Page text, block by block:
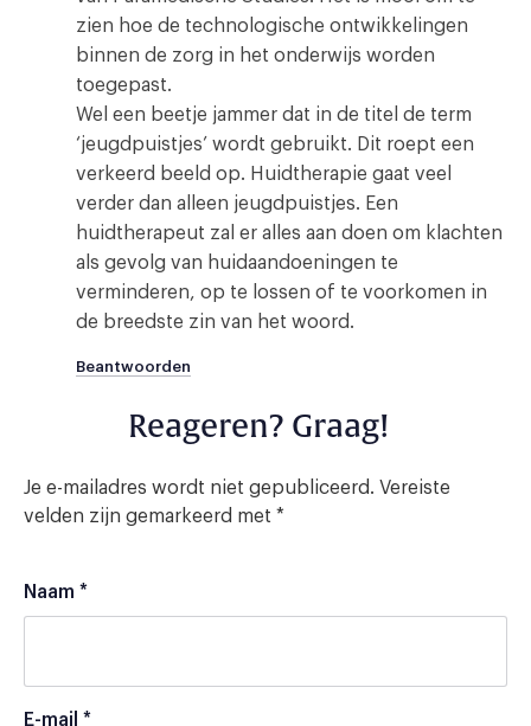
zien hoe de technologische ontwikkelingen
binnen de zorg in het onderwijs worden
toegepast.
Wel een beetje jammer dat in de titel de term
‘jeugdpuistjes’ wordt gebruikt. Dit roept een
verkeerd beeld op. Huidtherapie gaat veel
verder dan alleen jeugdpuistjes. Een
huidtherapeut zal er alles aan doen om klachten
als gevolg van huidaandoeningen te
verminderen, op te lossen of te voorkomen in
de breedste zin van het woord.
Beantwoorden
Reageren? Graag!
Je e-mailadres wordt niet gepubliceerd. Vereiste
velden zijn gemarkeerd met *
Naam *
E-mail *